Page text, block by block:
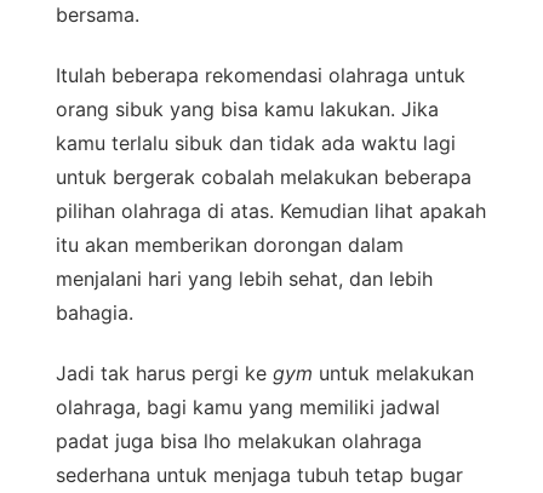
bersama.
Itulah beberapa rekomendasi olahraga untuk
orang sibuk yang bisa kamu lakukan. Jika
kamu terlalu sibuk dan tidak ada waktu lagi
untuk bergerak cobalah melakukan beberapa
pilihan olahraga di atas. Kemudian lihat apakah
itu akan memberikan dorongan dalam
menjalani hari yang lebih sehat, dan lebih
bahagia.
Jadi tak harus pergi ke gym untuk melakukan
olahraga, bagi kamu yang memiliki jadwal
padat juga bisa lho melakukan olahraga
sederhana untuk menjaga tubuh tetap bugar